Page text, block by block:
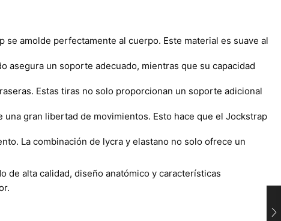
amolde perfectamente al cuerpo. Este material es suave al
asegura un soporte adecuado, mientras que su capacidad
Estas tiras no solo proporcionan un soporte adicional
gran libertad de movimientos. Esto hace que el Jockstrap
La combinación de lycra y elastano no solo ofrece un
de alta calidad, diseño anatómico y características